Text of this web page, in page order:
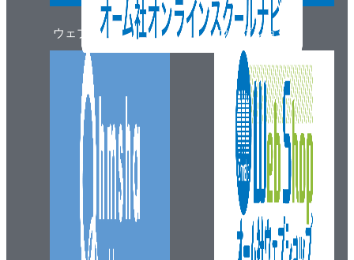
ウェブマガジン ウェブショップ